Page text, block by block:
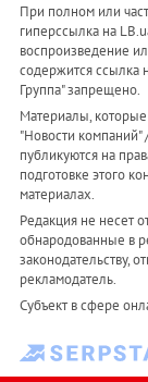
При полном или
гиперссылка на
воспроизведение
содержится ссылка
Группа" запрещено.
Материалы,
"Новости
публикуются на
подготовке этого
материалах.
Редакция не несет
обнародованные в
законодательству,
рекламодатель.
Субъект в сфере